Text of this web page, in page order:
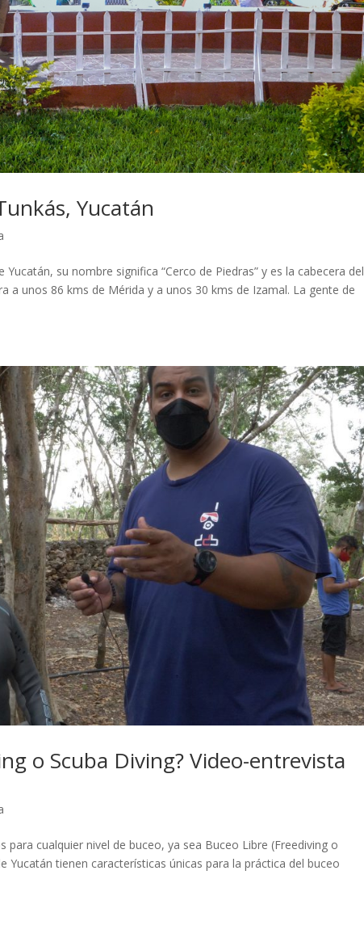
Yucatán
su nombre significa “Cerco de Piedras” y es la cabecera del
a unos 86 kms de Mérida y a unos 30 kms de Izamal. La gente de
o Scuba Diving? Video-entrevista
cualquier nivel de buceo, ya sea Buceo Libre (Freediving o
tienen características únicas para la práctica del buceo